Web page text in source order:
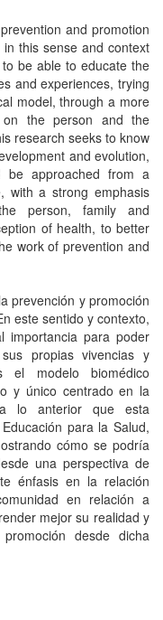
and promotion
this sense and context
be able to educate the
and experiences, trying
model, through a more
on the person and the
research seeks to know
and evolution,
be approached from a
with a strong emphasis
person, family and
of health, to better
work of prevention and
prevención y promoción
este sentido y contexto,
importancia para poder
propias vivencias y
el modelo biomédico
y único centrado en la
lo anterior que esta
para la Salud,
cómo se podría
una perspectiva de
énfasis en la relación
en relación a
mejor su realidad y
desde dicha